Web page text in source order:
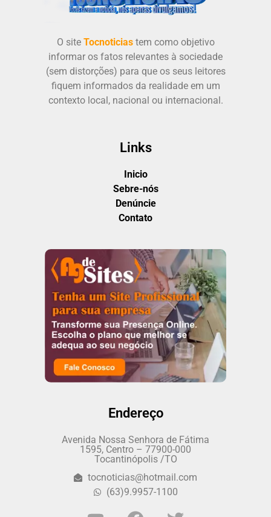
O site Tocnoticiastem como objetivo
informar os fatos relevantes à sociedade
(sem distorções) para que os seus leitores
fiquem informados da realidade em um
contexto local, nacional ou internacional.
Links
Inicio
Sebre-nós
Denúncie
Contato
Endereço
Avenida Nossa Senhora de Fátima
1595, Centro – 77900-000
Tocantinópolis /TO
tocnoticias@hotmail.com
(63)9.9957-1100